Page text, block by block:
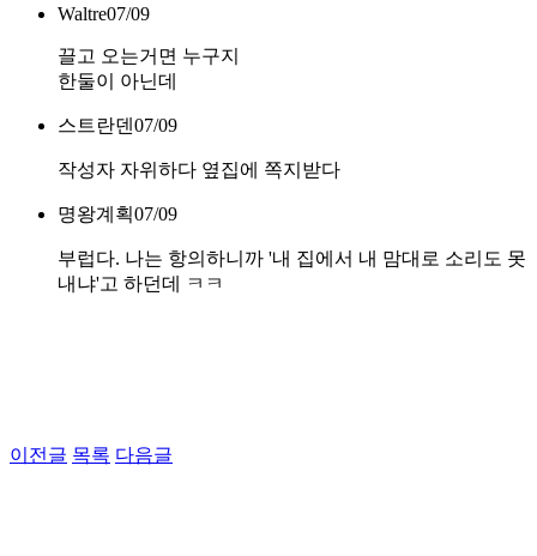
Waltre07/09
끌고 오는거면 누구지
한둘이 아닌데
스트란덴 07/09
작성자 자위하다 옆집에 쪽지받다
명왕계획07/09
부럽다. 나는 항의하니까 '내 집에서 내 맘대로 소리도 못
내냐'고 하던데 ㅋㅋ
이전글 목록 다음글